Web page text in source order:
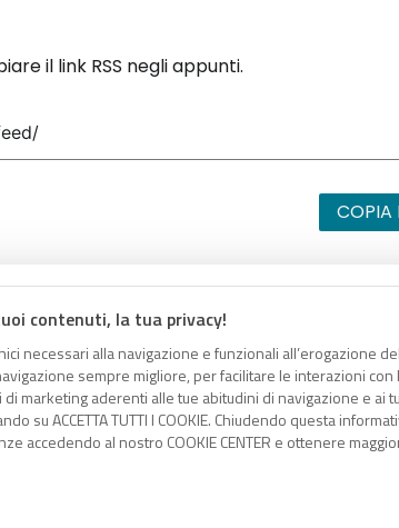
contenuti, la tua privacy!
necessari alla navigazione e funzionali all’erogazione
sempre migliore, per facilitare le interazioni
marketing aderenti alle tue abitudini di navigazione e ai
su ACCETTA TUTTI I COOKIE. Chiudendo questa
accedendo al nostro COOKIE CENTER e ottenere
il link RSS negli appunti.
COPIA
il link RSS negli appunti.